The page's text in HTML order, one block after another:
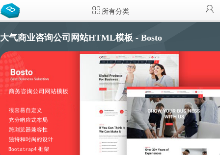
所有分类
大气商业咨询公司网站HTML模板 - Bosto